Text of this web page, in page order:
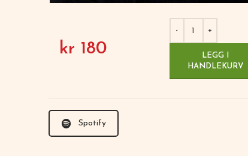
kr 180
LEGG I
HANDLEKURV
Spotify